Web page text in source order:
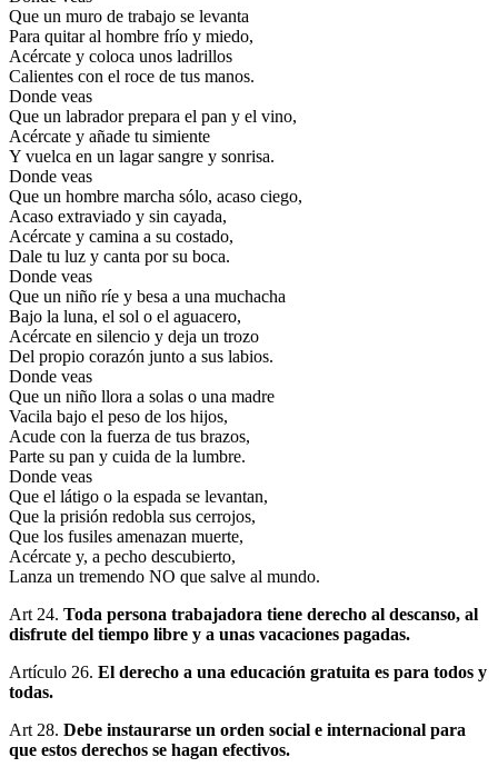
Que un muro de trabajo se levanta
Para quitar al hombre frío y miedo,
Acércate y coloca unos ladrillos
Calientes con el roce de tus manos.
Donde veas
Que un labrador prepara el pan y el vino,
Acércate y añade tu simiente
Y vuelca en un lagar sangre y sonrisa.
Donde veas
Que un hombre marcha sólo, acaso ciego,
Acaso extraviado y sin cayada,
Acércate y camina a su costado,
Dale tu luz y canta por su boca.
Donde veas
Que un niño ríe y besa a una muchacha
Bajo la luna, el sol o el aguacero,
Acércate en silencio y deja un trozo
Del propio corazón junto a sus labios.
Donde veas
Que un niño llora a solas o una madre
Vacila bajo el peso de los hijos,
Acude con la fuerza de tus brazos,
Parte su pan y cuida de la lumbre.
Donde veas
Que el látigo o la espada se levantan,
Que la prisión redobla sus cerrojos,
Que los fusiles amenazan muerte,
Acércate y, a pecho descubierto,
Lanza un tremendo NO que salve al mundo.
Art 24. Toda persona trabajadora tiene derecho al descanso, al
disfrute del tiempo libre y a unas vacaciones pagadas.
Artículo 26. El derecho a una educación gratuita es para todos y
todas.
Art 28. Debe instaurarse un orden social e internacional para
que estos derechos se hagan efectivos.